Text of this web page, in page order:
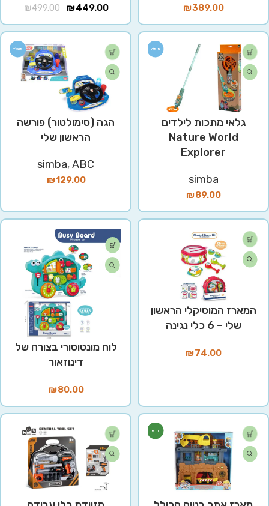
₪389.00
₪499.00 ₪449.00
מומלץ
גלאי מתכות לילדים
Nature World
Explorer
simba
₪89.00
מומלץ
הגה (סימולטור) פורשה
הראשון שלי
simba,ABC
₪129.00
המארז המוסיקלי הראשון
שלי – 6 כלי נגינה
₪74.00
לוח מונטוסורי בצורה של
דינוזאור
₪80.00
חדש